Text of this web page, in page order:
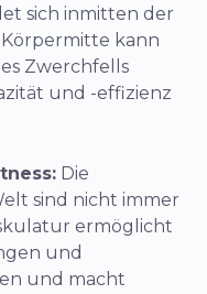
sich inmitten der
kann
Zwerchfells
und -effizienz
Die
sind nicht immer
ermöglicht
und
und macht